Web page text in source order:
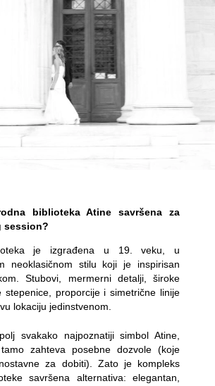
biblioteka Atine savršena za
session?
je izgrađena u 19. veku, u
neoklasičnom stilu koji je inspirisan
Stubovi, mermerni detalji, široke
stepenice, proporcije i simetrične linije
lokaciju jedinstvenom.
svakako najpoznatiji simbol Atine,
zahteva posebne dozvole (koje
za dobiti). Zato je kompleks
savršena alternativa: elegantan,